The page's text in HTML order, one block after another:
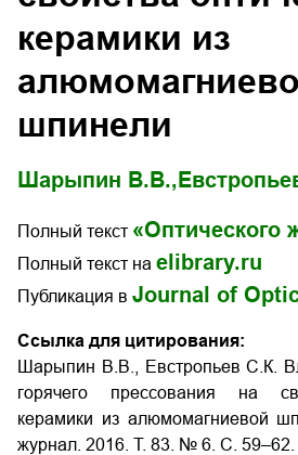
керамики из
шпинели
Шарыпин В.В.,
Полный текст «Оптического
Полный текст на elibrary.ru
Публикация в Journal of
Ссылка для цитирования:
Шарыпин В.В., Евстропьев С.К.
горячего прессования на
керамики из алюмомагниевой
журнал. 2016. Т. 83. № 6. С. 59–62.